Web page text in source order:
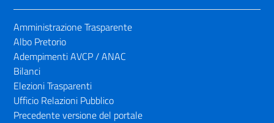
Amministrazione Trasparente
Albo Pretorio
Adempimenti AVCP / ANAC
Bilanci
Elezioni Trasparenti
Ufficio Relazioni Pubblico
Precedente versione del portale